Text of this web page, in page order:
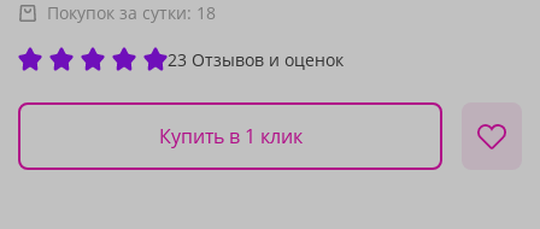
Покупок за сутки: 18
23 Отзывов и оценок
Купить в 1 клик